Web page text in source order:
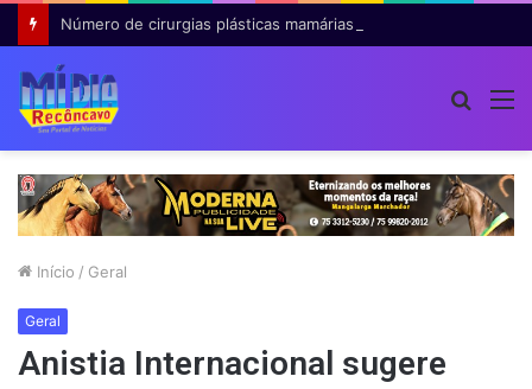
Início / Geral
Geral
Anistia Internacional sugere